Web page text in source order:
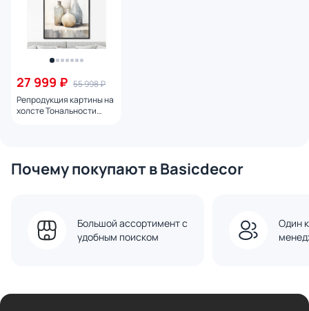
27 999 ₽ 55 998 ₽
Репродукция картины на
холсте Тональности
Почему покупают в Basicdecor
Большой ассортимент с
удобным поиском
Один